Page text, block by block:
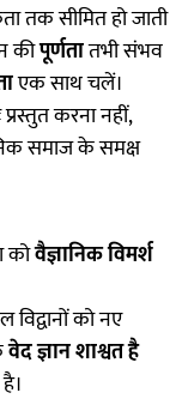
तक सीमित हो जाती
कीपूर्णतातभी संभव
एक साथ चलें।
करना नहीं,
समाज के समक्ष
कोवैज्ञानिक विमर्श
को नए
वेद ज्ञान शाश्वत है